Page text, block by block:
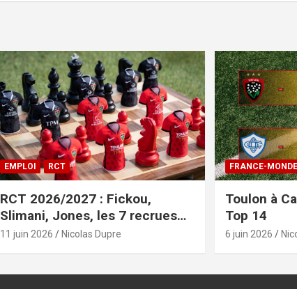
EMPLOI RCT
RCT 2026/2027 : Fickou,
Slimani, Jones, les 7 recrues
officialisées
11 juin 2026 Nicolas Dupre
FRANCE-MONDE
Toulon à
Top 14
6 juin 2026